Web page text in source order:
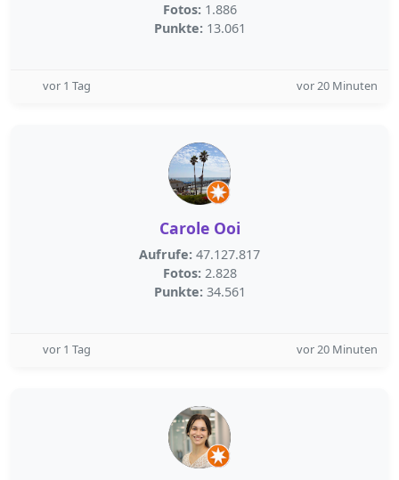
Fotos: 1.886
Punkte: 13.061
vor 1 Tag vor 20 Minuten
Carole Ooi
Aufrufe: 47.127.817
Fotos: 2.828
Punkte: 34.561
vor 1 Tag vor 20 Minuten